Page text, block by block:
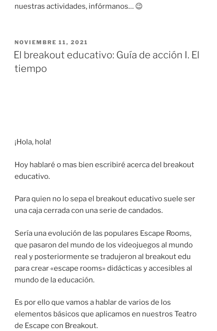
nuestras actividades, infórmanos… 😉
NOVIEMBRE 11, 2021
El breakout educativo: Guía de acción I. El
tiempo
¡Hola, hola!
Hoy hablaré o mas bien escribiré acerca del breakout
educativo.
Para quien no lo sepa el breakout educativo suele ser
una caja cerrada con una serie de candados.
Sería una evolución de las populares Escape Rooms,
que pasaron del mundo de los videojuegos al mundo
real y posteriormente se tradujeron al breakout edu
para crear «escape rooms» didácticas y accesibles al
mundo de la educación.
Es por ello que vamos a hablar de varios de los
elementos básicos que aplicamos en nuestros Teatro
de Escape con Breakout.